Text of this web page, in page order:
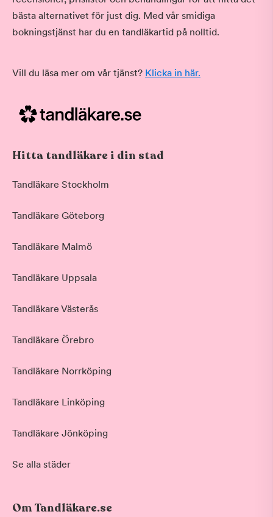
bästa alternativet för just dig. Med vår smidiga
bokningstjänst har du en tandläkartid på nolltid.
Vill du läsa mer om vår tjänst? Klicka in här.
Hitta tandläkare i din stad
Tandläkare Stockholm
Tandläkare Göteborg
Tandläkare Malmö
Tandläkare Uppsala
Tandläkare Västerås
Tandläkare Örebro
Tandläkare Norrköping
Tandläkare Linköping
Tandläkare Jönköping
Se alla städer
Om Tandläkare.se